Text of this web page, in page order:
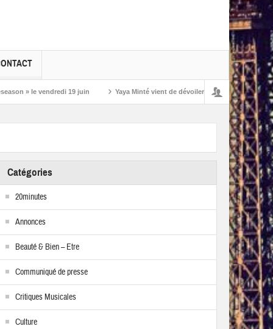
» le vendredi 19 juin Yaya Minté vient de dévoiler ‘So’, son premier album
Catégories
20minutes
Annonces
Beauté & Bien – Etre
Communiqué de presse
Critiques Musicales
Culture